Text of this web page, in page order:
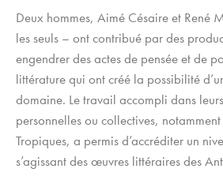
Deux hommes, Aimé Césaire et René
les seuls – ont contribué par des
engendrer des actes de pensée et de
littérature qui ont créé la possibilité
domaine. Le travail accompli dans
personnelles ou collectives,
Tropiques, a permis d’accréditer un
s’agissant des œuvres littéraires des